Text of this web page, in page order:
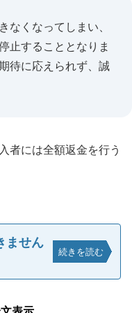
なくなってしまい、
止することとなりま
待に応えられず、誠
者には全額返金を行う
ません
続きを読む